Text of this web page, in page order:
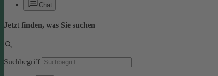
Chat
Jetzt finden, was Sie suchen
Suchbegriff